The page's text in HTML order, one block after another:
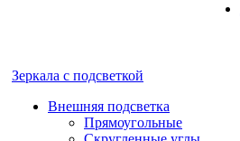
Зеркала с подсветкой
Внешняя подсветка
Прямоугольные